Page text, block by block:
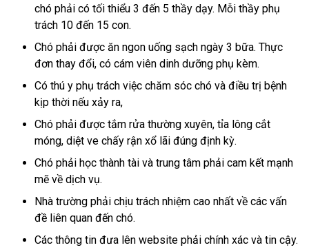
chó phải có tối thiểu 3 đến 5 thầy dạy. Mỗi thầy phụ
trách 10 đến 15 con.
Chó phải được ăn ngon uống sạch ngày 3 bữa. Thực
đơn thay đổi, có cám viên dinh dưỡng phụ kèm.
Có thú y phụ trách việc chăm sóc chó và điều trị bệnh
kịp thời nếu xảy ra,
Chó phải được tắm rửa thường xuyên, tỉa lông cắt
móng, diệt ve chấy rận xổ lãi đúng định kỳ.
Chó phải học thành tài và trung tâm phải cam kết mạnh
mẽ về dịch vụ.
Nhà trường phải chịu trách nhiệm cao nhất về các vấn
đề liên quan đến chó.
Các thông tin đưa lên website phải chính xác và tin cậy.